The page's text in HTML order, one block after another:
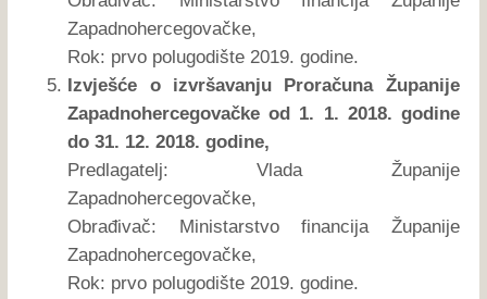
Zapadnohercegovačke,
Rok: prvo polugodište 2019. godine.
Izvješće o izvršavanju Proračuna Županije
Zapadnohercegovačke od 1. 1. 2018. godine
do 31. 12. 2018. godine,
Predlagatelj: Vlada Županije
Zapadnohercegovačke,
Obrađivač: Ministarstvo financija Županije
Zapadnohercegovačke,
Rok: prvo polugodište 2019. godine.